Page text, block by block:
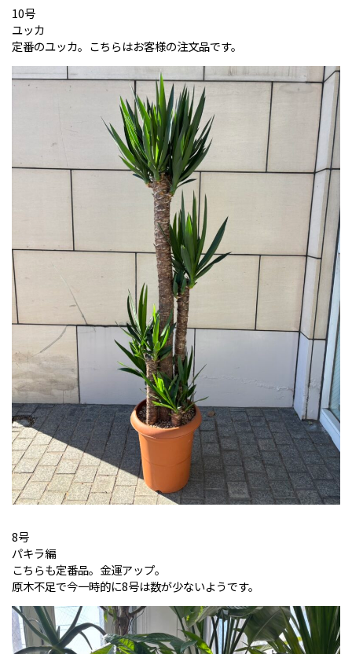
10号
ユッカ
定番のユッカ。こちらはお客様の注文品です。
8号
パキラ編
こちらも定番品。金運アップ。
原木不足で今一時的に8号は数が少ないようです。